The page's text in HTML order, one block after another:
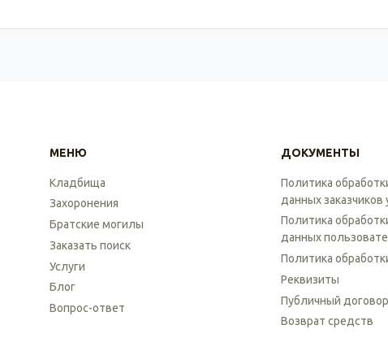
МЕНЮ
Кладбища
Захоронения
Братские могилы
Заказать поиск
Услуги
Блог
Вопрос-ответ
ДОКУМЕНТЫ
Политика
данных заказчиков
Политика
данных
Политика
Реквизиты
Публичный договор
Возврат средств